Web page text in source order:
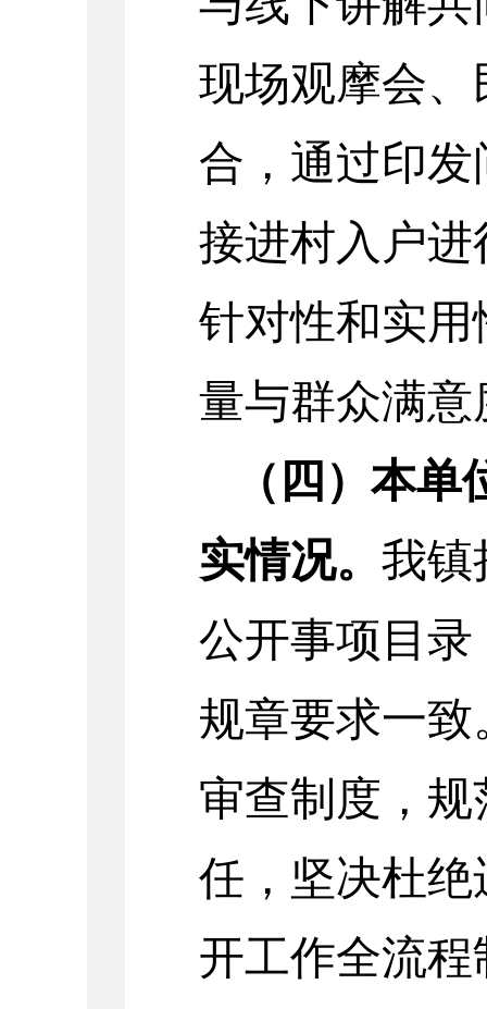
现场观摩会
合，通过印
接进村入户进
针对性和实用
量与群众满意
（四）本单
实情况。 我镇
公开事项目
规章要求一
审查制度，
任，坚决杜
开工作全流